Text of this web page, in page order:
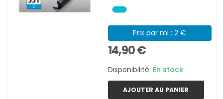
Prix par ml : 2 €
14,90 €
Disponibilité: En stock
AJOUTER AU PANIER